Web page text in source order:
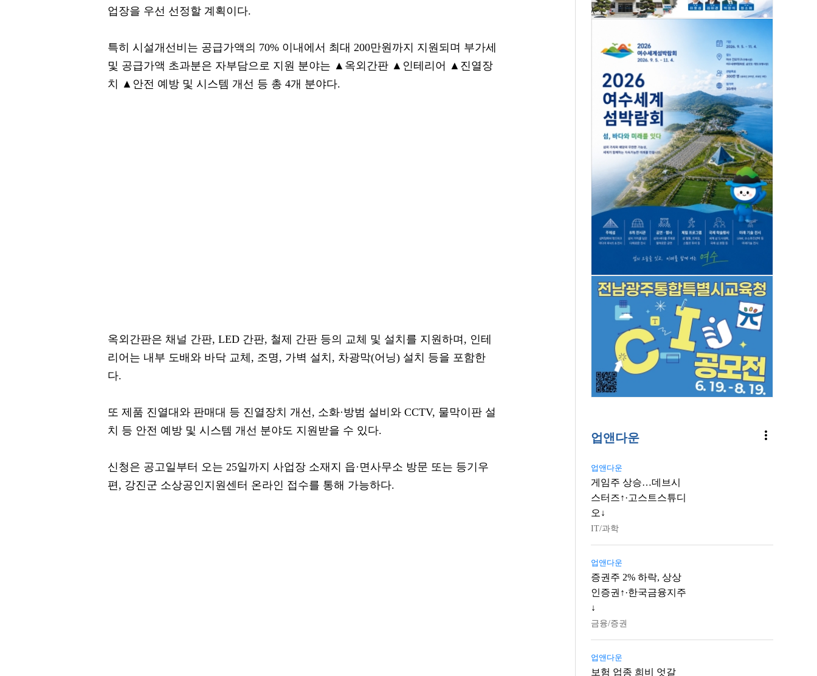
업장을 우선 선정할 계획이다.
특히 시설개선비는 공급가액의 70% 이내에서 최대 200만원까지 지원되며 부가세
및 공급가액 초과분은 자부담으로 지원 분야는 ▲옥외간판 ▲인테리어 ▲진열장
치 ▲안전 예방 및 시스템 개선 등 총 4개 분야다.
옥외간판은 채널 간판, LED 간판, 철제 간판 등의 교체 및 설치를 지원하며, 인테
리어는 내부 도배와 바닥 교체, 조명, 가벽 설치, 차광막(어닝) 설치 등을 포함한
다.
또 제품 진열대와 판매대 등 진열장치 개선, 소화·방범 설비와 CCTV, 물막이판 설
치 등 안전 예방 및 시스템 개선 분야도 지원받을 수 있다.
신청은 공고일부터 오는 25일까지 사업장 소재지 읍·면사무소 방문 또는 등기우
편, 강진군 소상공인지원센터 온라인 접수를 통해 가능하다.
업앤다운 more_vert
업앤다운
게임주 상승…데브시
스터즈↑·고스트스튜디
오↓
IT/과학
업앤다운
증권주 2% 하락, 상상
인증권↑·한국금융지주
↓
금융/증권
업앤다운
보험 업종 희비 엇갈